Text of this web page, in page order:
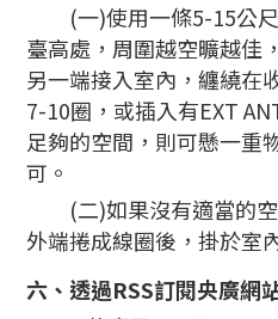
(一)使用一條5-15公尺
臺高處，周圍越空曠越佳
另一端接入室內，纏繞在
7-10圈，或插入有EXT
足夠的空間，則可懸一重
可。
(二)如果沒有適當的空
外端捲成線圈後，掛於室
六、透過RSS訂閱央廣網